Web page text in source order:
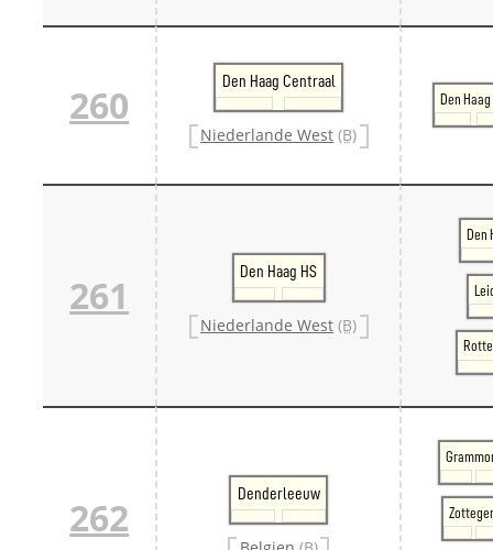
260
Den Haag Centraal
Niederlande West (B)
Den Haag
261
Den Haag HS
Niederlande West (B)
Den
262
Denderleeuw